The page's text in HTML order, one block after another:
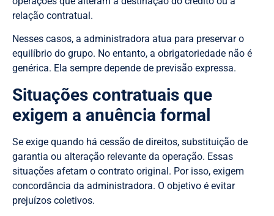
relação contratual.
Nesses casos, a administradora atua para preservar o
equilíbrio do grupo. No entanto, a obrigatoriedade não é
genérica. Ela sempre depende de previsão expressa.
Situações contratuais que
exigem a anuência formal
Se exige quando há cessão de direitos, substituição de
garantia ou alteração relevante da operação. Essas
situações afetam o contrato original. Por isso, exigem
concordância da administradora. O objetivo é evitar
prejuízos coletivos.